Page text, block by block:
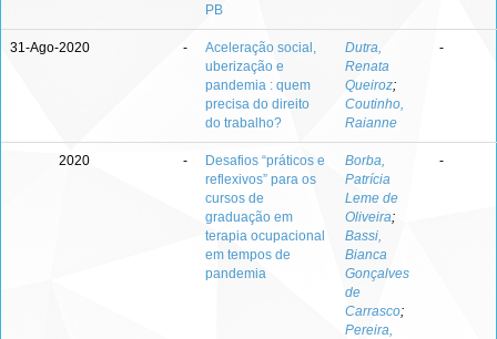
PB
31-Ago-2020 -
Aceleração social,
uberização e
pandemia : quem
precisa do direito
do trabalho?
Dutra,
Renata
Queiroz;
Coutinho,
Raianne
-
2020 -
Desafios “práticos e
reflexivos” para os
cursos de
graduação em
terapia ocupacional
em tempos de
pandemia
Borba,
Patrícia
Leme de
Oliveira;
Bassi,
Bianca
Gonçalves
de
Carrasco;
Pereira,
-